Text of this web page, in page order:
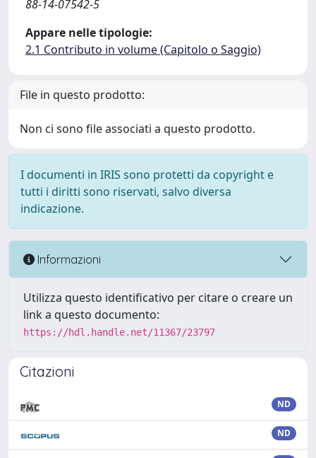
88-14-07542-5
Appare nelle tipologie:
2.1 Contributo in volume (Capitolo o Saggio)
File in questo prodotto:
Non ci sono file associati a questo prodotto.
I documenti in IRIS sono protetti da copyright e
tutti i diritti sono riservati, salvo diversa
indicazione.
Informazioni
Utilizza questo identificativo per citare o creare un
link a questo documento:
https://hdl.handle.net/11367/23797
Citazioni
ND
ND